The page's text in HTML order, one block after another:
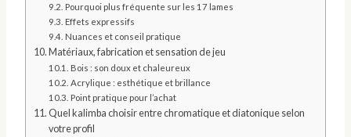
Pourquoi plus fréquente sur les 17 lames
Effets expressifs
Nuances et conseil pratique
Matériaux, fabrication et sensation de jeu
Bois : son doux et chaleureux
Acrylique : esthétique et brillance
Point pratique pour l’achat
Quel kalimba choisir entre chromatique et diatonique selon
votre profil